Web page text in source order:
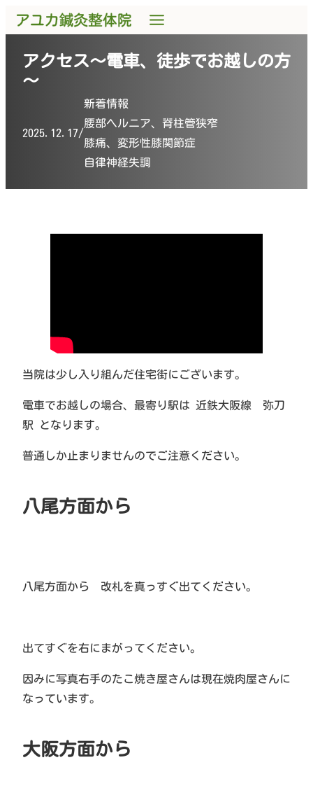
アクセス～電車、徒歩でお越しの方
～
2025.12.17/
新着情報
腰部ヘルニア、脊柱管狭窄
膝痛、変形性膝関節症
自律神経失調
当院は少し入り組んだ住宅街にございます。
電車でお越しの場合、最寄り駅は 近鉄大阪線 弥刀
駅 となります。
普通しか止まりませんのでご注意ください。
八尾方面から
八尾方面から 改札を真っすぐ出てください。
出てすぐを右にまがってください。
因みに写真右手のたこ焼き屋さんは現在焼肉屋さんに
なっています。
大阪方面から